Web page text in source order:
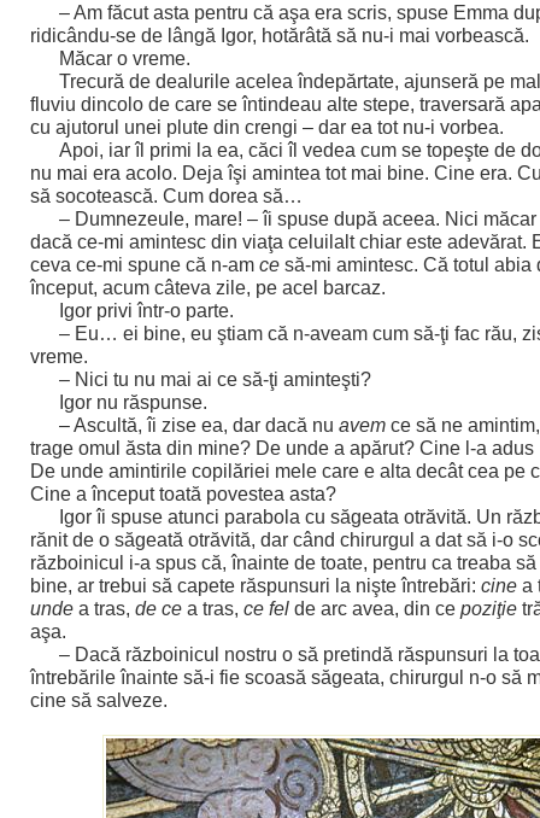
– Am făcut asta pentru că aşa era scris, spuse Emma
ridicându-se de lângă Igor, hotărâtă să nu-i mai vorbească.
Măcar o vreme.
Trecură de dealurile acelea îndepărtate, ajunseră pe
fluviu dincolo de care se întindeau alte stepe, traversară
cu ajutorul unei plute din crengi – dar ea tot nu-i vorbea.
Apoi, iar îl primi la ea, căci îl vedea cum se topeşte de
nu mai era acolo. Deja îşi amintea tot mai bine. Cine era.
să socotească. Cum dorea să…
– Dumnezeule, mare! – îi spuse după aceea. Nici
dacă ce-mi amintesc din viaţa celuilalt chiar este adevărat.
ceva ce-mi spune că n-am ce să-mi amintesc. Că totul abia
început, acum câteva zile, pe acel barcaz.
Igor privi într-o parte.
– Eu… ei bine, eu ştiam că n-aveam cum să-ţi fac rău,
vreme.
– Nici tu nu mai ai ce să-ţi aminteşti?
Igor nu răspunse.
– Ascultă, îi zise ea, dar dacă nu avem ce să ne
trage omul ăsta din mine? De unde a apărut? Cine l-a adus
De unde amintirile copilăriei mele care e alta decât cea pe
Cine a început toată povestea asta?
Igor îi spuse atunci parabola cu săgeata otrăvită. Un
rănit de o săgeată otrăvită, dar când chirurgul a dat să i-o
războinicul i-a spus că, înainte de toate, pentru ca treaba
bine, ar trebui să capete răspunsuri la nişte întrebări: cine a
unde a tras, de ce a tras, ce fel de arc avea, din ce poziţie
aşa.
– Dacă războinicul nostru o să pretindă răspunsuri la
întrebările înainte să-i fie scoasă săgeata, chirurgul n-o să
cine să salveze.